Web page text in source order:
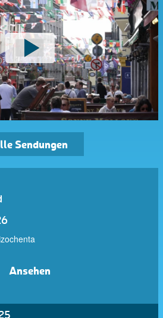
Sendungen
Ansehen